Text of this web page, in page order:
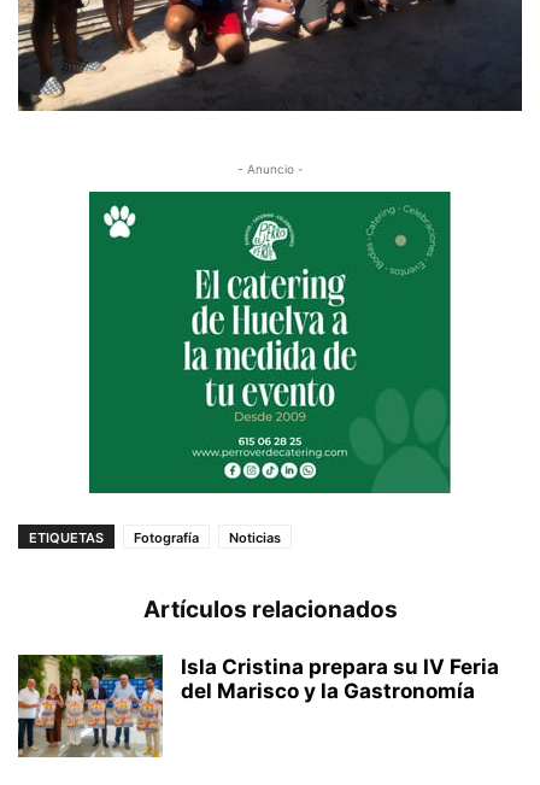
- Anuncio -
ETIQUETAS Fotografía Noticias
Artículos relacionados
Isla Cristina prepara su IV Feria
del Marisco y la Gastronomía